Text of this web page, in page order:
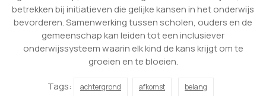
betrekken bij initiatieven die gelijke kansen in het onderwijs
bevorderen. Samenwerking tussen scholen, ouders en de
gemeenschap kan leiden tot een inclusiever
onderwijssysteem waarin elk kind de kans krijgt om te
groeien en te bloeien.
Tags:
achtergrond afkomst belang